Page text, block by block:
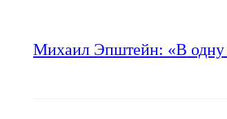
Михаил Эпштейн: «В одну